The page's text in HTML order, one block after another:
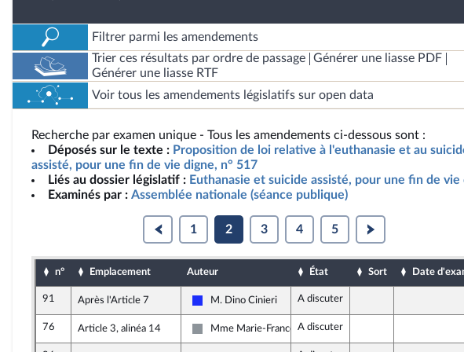
Filtrer parmi les amendements
Trier ces résultats par ordre de passage
Générer une liasse PDF
Générer une liasse RTF
Voir tous les amendements législatifs sur open data
Recherche par examen unique - Tous les amendements ci-dessous sont :
Déposés sur le texte : Proposition de loi relative à l'euthanasie et au
assisté, pour une fin de vie digne, n° 517
Liés au dossier législatif : Euthanasie et suicide assisté, pour une fin de vie
Examinés par : Assemblée nationale (séance publique)
1 2 3 4 5
n° Emplacement Auteur État Sort Date
91 Après l'Article 7
Les Républicains
M. Dino Cinieri A discuter
76 Article 3, alinéa 14
Non inscrit
Mme Marie-France Lorho
A discuter